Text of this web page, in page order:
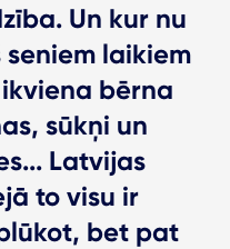
Un kur nu
laikiem
bērna
sūkņi un
Latvijas
to visu ir
bet pat